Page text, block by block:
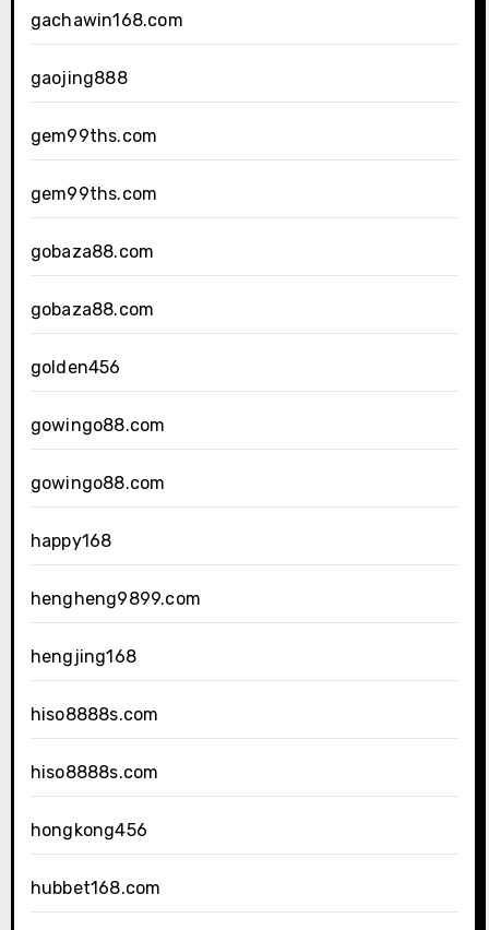
gachawin168.com
gaojing888
gem99ths.com
gem99ths.com
gobaza88.com
gobaza88.com
golden456
gowingo88.com
gowingo88.com
happy168
hengheng9899.com
hengjing168
hiso8888s.com
hiso8888s.com
hongkong456
hubbet168.com